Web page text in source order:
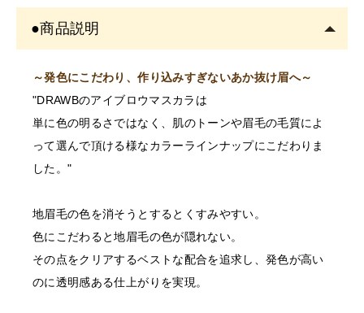
す。
書類確認後に商品を発送しま
す。
確認できない場合はご注文をキャンセルいたしますの
で、あらかじめご了承くださ
〇開業予定の方＿証明書送り
先
●商品説明
～発色にこだわり、作り込みすぎないあか抜け眉へ～
"DRAWBのアイブロウマスカラは
単に色の明るさではなく、肌のトーンや眉毛の毛質によ
って選んで頂ける様なカラーラインナップにこだわりま
した。"
地眉毛の色を消そうとするとくすみやすい。
色にこだわると地眉毛の色が隠れない。
その点をクリアするベストな配合を追求し、発色が高い
のに透明感ある仕上がりを実現。